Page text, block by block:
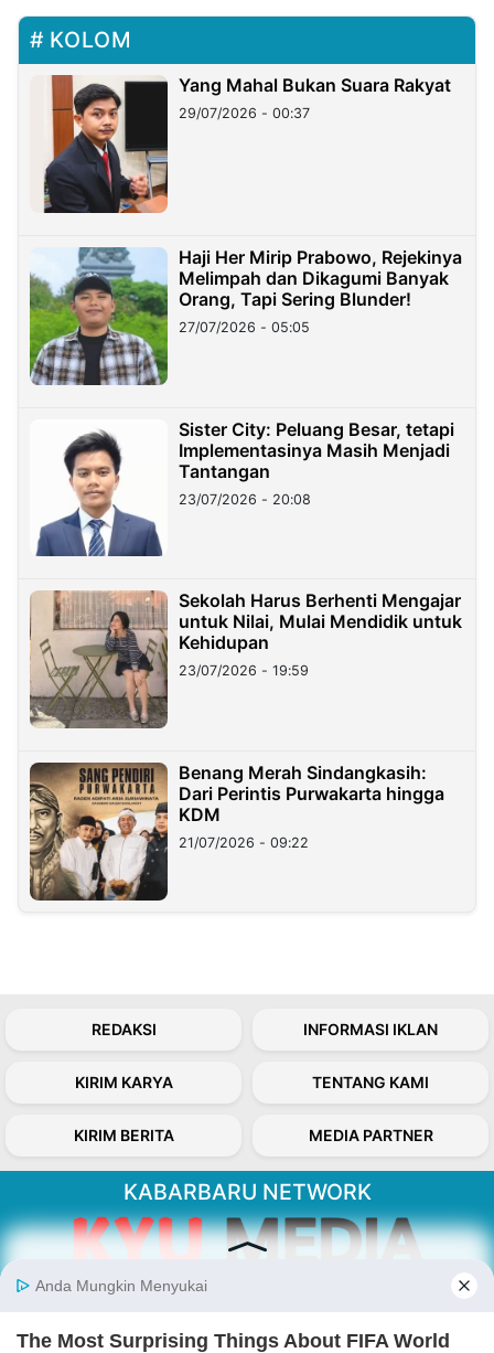
KOLOM
Yang Mahal Bukan Suara Rakyat
29/07/2026 - 00:37
Haji Her Mirip Prabowo, Rejekinya
Melimpah dan Dikagumi Banyak
Orang, Tapi Sering Blunder!
27/07/2026 - 05:05
Sister City: Peluang Besar, tetapi
Implementasinya Masih Menjadi
Tantangan
23/07/2026 - 20:08
Sekolah Harus Berhenti Mengajar
untuk Nilai, Mulai Mendidik untuk
Kehidupan
23/07/2026 - 19:59
Benang Merah Sindangkasih:
Dari Perintis Purwakarta hingga
KDM
21/07/2026 - 09:22
REDAKSI INFORMASI IKLAN
KIRIM KARYA TENTANG KAMI
KIRIM BERITA MEDIA PARTNER
KABARBARU NETWORK